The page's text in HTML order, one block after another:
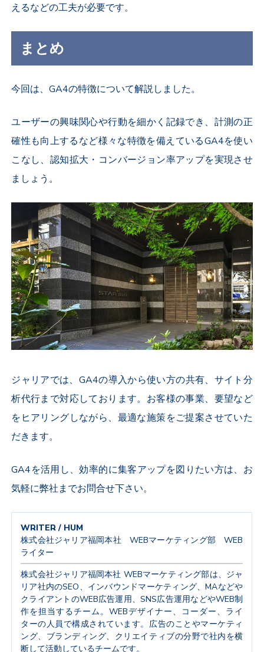
えるなどの工夫が必要です。
まとめ
今回は、GA4の特徴について解説しました。
ユーザーの興味関心や行動を細かく記録でき、計測の正
確性も向上するなど様々な特徴を備えているGA4を使い
こなし、認知拡大・コンバージョン率アップを実現させ
ましょう。
ジャリアでは、GA4の導入から使い方の共有、サイト分
析代行まで対応しております。 お客様の事業、要望など
をヒアリングしながら、 最適な施策をご提案させていた
だきます。
GA4を活用し、効率的に集客アップを図りたい方は、お
気軽に弊社までお問合せ下さい。
WRITER / HUM
株式会社ジャリア福岡本社 WEBマーケティング部 WEB
ライター
株式会社ジャリア福岡本社 WEBマーケティング部は、ジャ
リア社内のSEO、インバウンドマーケティング、MAなどや
クライアントのWEB広告運用、SNS広告運用などやWEB制
作を担当するチーム。WEBデザイナー、コーダー、ライ
ターの人員で構成されています。広告のことやマーケティ
ング、ブランディング、クリエイティブの分野で社内を横
断して活動しているチームです。